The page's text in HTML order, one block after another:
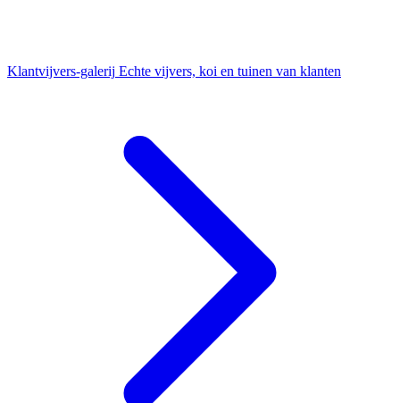
Klantvijvers-galerij Echte vijvers, koi en tuinen van klanten